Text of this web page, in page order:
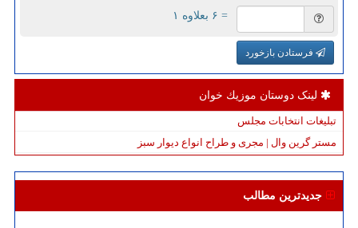
= ۶ بعلاوه ۱
فرستادن بازخورد
لینک دوستان موزیك خوان
تبلیغات انتخابات مجلس
مستر گرین وال | مجری و طراح انواع دیوار سبز
جدیدترین مطالب